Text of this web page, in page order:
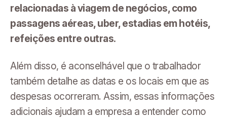
relacionadas à viagem de negócios, como
passagens aéreas, uber, estadias em hotéis,
refeições entre outras.
Além disso, é aconselhável que o trabalhador
também detalhe as datas e os locais em que as
despesas ocorreram. Assim, essas informações
adicionais ajudam a empresa a entender como